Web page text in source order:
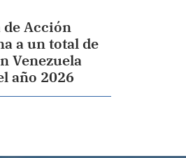
Acción
a un total de
Venezuela
año 2026